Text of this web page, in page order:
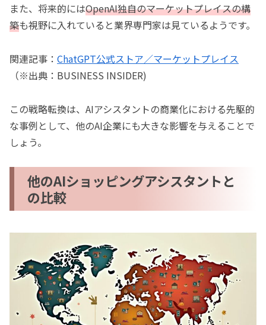
また、将来的にはOpenAI独自のマーケットプレイスの構
築も視野に入れていると業界専門家は見ているようです。
関連記事： ChatGPT公式ストア／マーケットプレイス
（※出典：BUSINESS INSIDER)
この戦略転換は、AIアシスタントの商業化における先駆的
な事例として、他のAI企業にも大きな影響を与えることで
しょう。
他のAIショッピングアシスタントと
の比較